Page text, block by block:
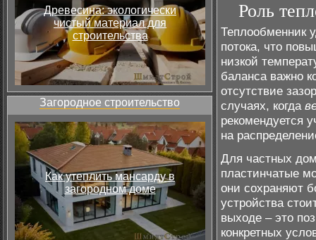
Древесина: экологически
чистый материал для
строительства
Загородное строительство
Как утеплить мансарду в
загородном доме
Роль
Теплообменник
потока, что
низкой
баланса важно
отсутствие
случаях, когда
рекомендуется
на
Для частных
пластинчатые
они сохраняют
устройства
выходе – это
конкретных